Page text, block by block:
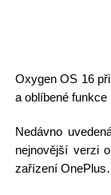
Oxygen OS 16
a oblíbené funkce
Nedávno
nejnovější verzi
zařízení